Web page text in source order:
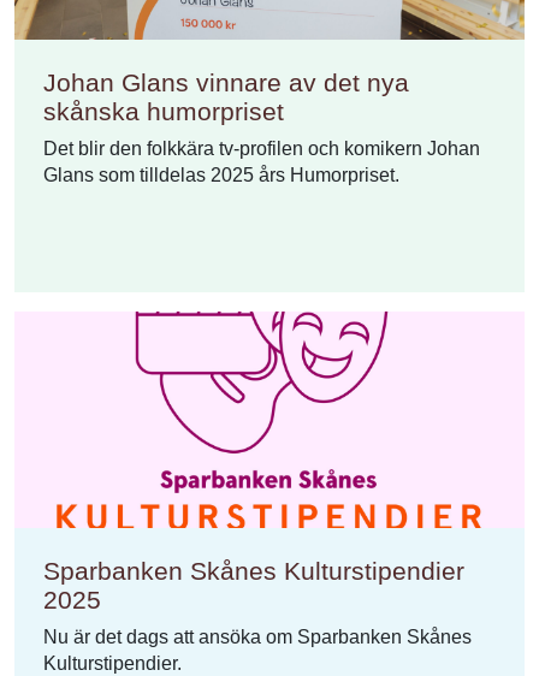
Johan Glans vinnare av det nya
skånska humorpriset
Det blir den folkkära tv-profilen och komikern Johan
Glans som tilldelas 2025 års Humorpriset.
Sparbanken Skånes Kulturstipendier
2025
Nu är det dags att ansöka om Sparbanken Skånes
Kulturstipendier.